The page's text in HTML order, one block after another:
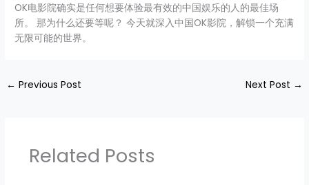
OK电影院确实是任何想要体验最有效的中国娱乐的人的最佳场
所。 那为什么还要等呢？ 今天就深入中国OK影院，解锁一个充满
无限可能的世界。
← Previous Post Next Post →
Related Posts